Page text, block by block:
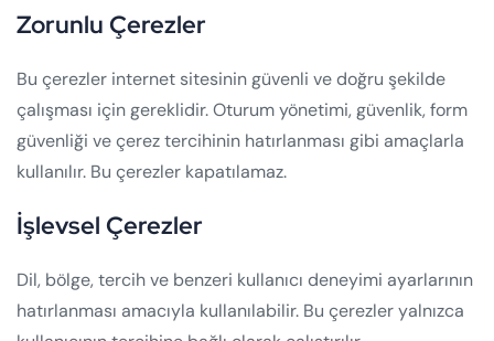
Zorunlu Çerezler
Bu çerezler internet sitesinin güvenli ve doğru şekilde
çalışması için gereklidir. Oturum yönetimi, güvenlik, form
güvenliği ve çerez tercihinin hatırlanması gibi amaçlarla
kullanılır. Bu çerezler kapatılamaz.
İşlevsel Çerezler
Dil, bölge, tercih ve benzeri kullanıcı deneyimi ayarlarının
hatırlanması amacıyla kullanılabilir. Bu çerezler yalnızca